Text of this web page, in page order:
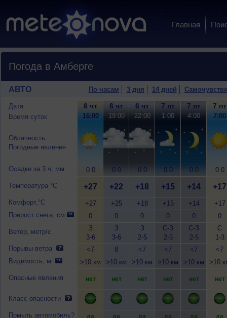
Главная
Погода в Амберге
АВТО По часам 3 дня 14 дней
Дата
Время суток
Облачность
Погодные явления
Осадки за 3 ч, мм
Температура °C
Комфорт,°C
Прирост снега, см
Ветер, метр/с
Порывы ветра
Видимость, м
Опасные явления
Класс опасности
Помыть автомобиль?
6 чт
16:00
0.0
+27
+27
0
З
3-6
<7
>10 км
нет
да
6 чт
19:00
0.0
+22
+25
0
З
3-6
8
>10 км
нет
да
6 чт
22:00
0.0
+18
+18
0
З
2-5
<7
>10 км
нет
да
7 пт
1:00
0.0
+15
+15
0
С-З
2-5
<7
>10 км
нет
да
7 пт
4:00
0.0
+14
+14
0
С-З
2-5
<7
>10 км
нет
да
7 пт
7:00
0.0
+17
+17
0
С
1-3
<7
>10
нет
да